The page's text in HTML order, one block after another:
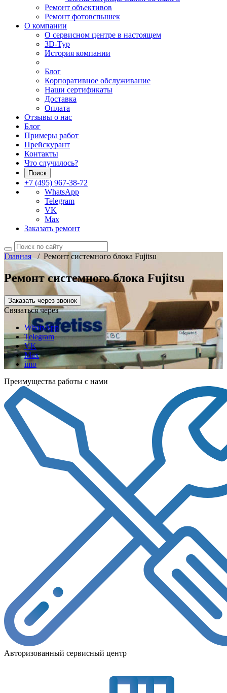
Ремонт объективов
Ремонт фотовспышек
О компании
О сервисном центре в настоящем
3D-Тур
История компании
Блог
Корпоративное обслуживание
Наши сертификаты
Доставка
Оплата
Отзывы о нас
Блог
Примеры работ
Прейскурант
Контакты
Что случилось?
Поиск
+7 (495) 967-38-72
WhatsApp
Telegram
VK
Max
Заказать ремонт
Главная/ Ремонт системного блока Fujitsu
Ремонт системного блока Fujitsu
Заказать через звонок
Связаться через
WhatsApp
Telegram
VK
Max
imo
Преимущества работы с нами
Авторизованный сервисный центр